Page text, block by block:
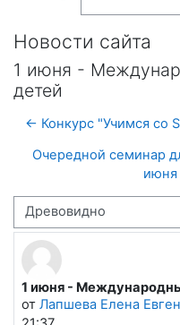
Новости сайта
1 июня -
детей
← Конкурс "Учимся со
Очередной семинар
июня
Режим отображения
1 июня -
от Лапшева Елена
Количество ответов: 0